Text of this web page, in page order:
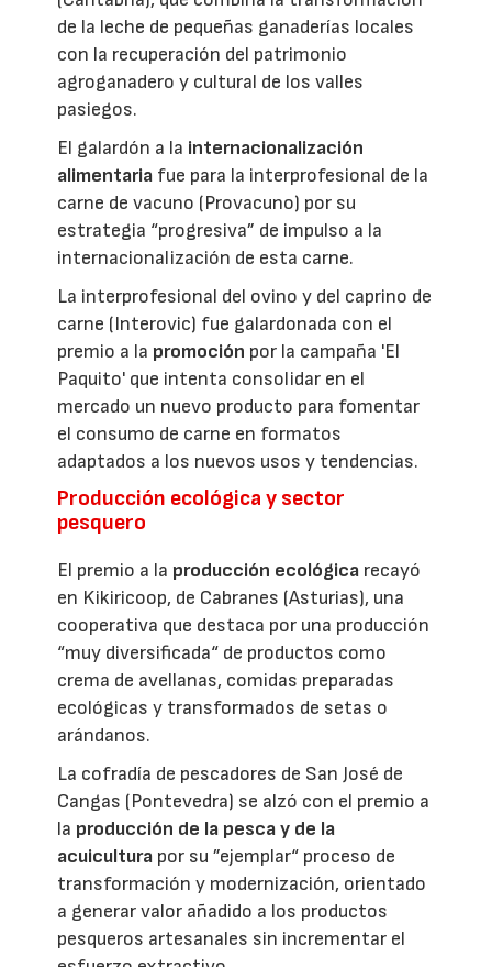
de la leche de pequeñas ganaderías locales
con la recuperación del patrimonio
agroganadero y cultural de los valles
pasiegos.
El galardón a la internacionalización
alimentaria fue para la interprofesional de la
carne de vacuno (Provacuno) por su
estrategia “progresiva” de impulso a la
internacionalización de esta carne.
La interprofesional del ovino y del caprino de
carne (Interovic) fue galardonada con el
premio a la promoción por la campaña 'El
Paquito' que intenta consolidar en el
mercado un nuevo producto para fomentar
el consumo de carne en formatos
adaptados a los nuevos usos y tendencias.
Producción ecológica y sector
pesquero
El premio a la producción ecológica recayó
en Kikiricoop, de Cabranes (Asturias), una
cooperativa que destaca por una producción
“muy diversificada“ de productos como
crema de avellanas, comidas preparadas
ecológicas y transformados de setas o
arándanos.
La cofradía de pescadores de San José de
Cangas (Pontevedra) se alzó con el premio a
la producción de la pesca y de la
acuicultura por su ”ejemplar“ proceso de
transformación y modernización, orientado
a generar valor añadido a los productos
pesqueros artesanales sin incrementar el